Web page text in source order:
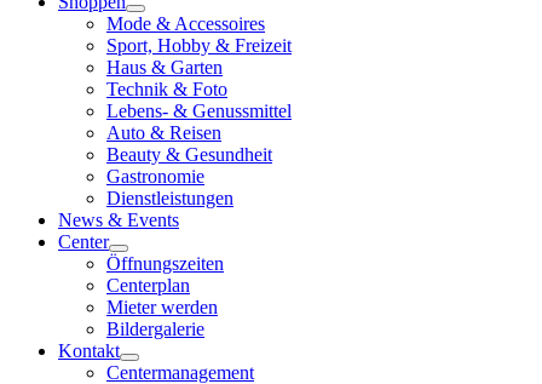
Mode & Accessoires
Sport, Hobby & Freizeit
Haus & Garten
Technik & Foto
Lebens- & Genussmittel
Auto & Reisen
Beauty & Gesundheit
Gastronomie
Dienstleistungen
News & Events
Center
Öffnungszeiten
Centerplan
Mieter werden
Bildergalerie
Kontakt
Centermanagement